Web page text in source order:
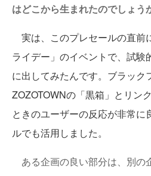
はどこから生まれたのでしょう
実は、このプレセールの直前
ライデー」のイベントで、試験
に出してみたんです。ブラック
ZOZOTOWNの「黒箱」とリン
ときのユーザーの反応が非常に
ルでも活用しました。
ある企画の良い部分は、別の